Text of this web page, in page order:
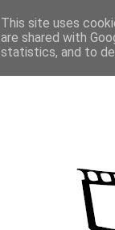
This site uses
are shared with
statistics, and to